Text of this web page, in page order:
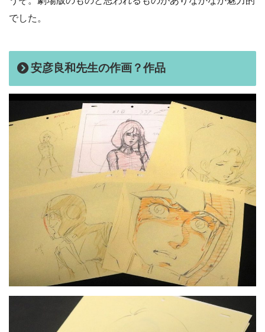
でした。
安彦良和先生の作画？作品